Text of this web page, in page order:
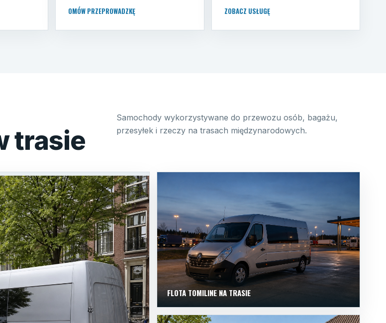
OMÓW PRZEPROWADZKĘ ZOBACZ USŁUGĘ
trasie
Samochody wykorzystywane do przewozu osób, bagażu,
przesyłek i rzeczy na trasach międzynarodowych.
FLOTA TOMILINE NA TRASIE